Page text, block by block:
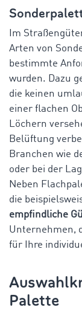
Im
Arten von
bestimmte
wurden. Dazu
die keinen
einer flachen
Löchern
Belüftung
Branchen wie
oder bei der
Neben
die
empfindliche
Unternehmen,
für Ihre
Palette